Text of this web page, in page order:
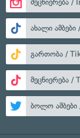
მეცნიერება /
ახალი
გართობა /
მეცნიერება /
ბოლო